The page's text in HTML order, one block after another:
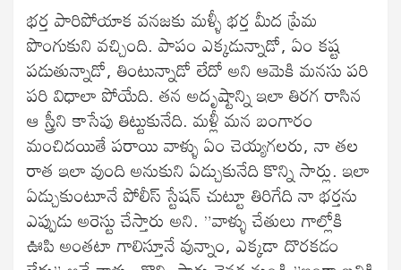
భర్త పారిపోయాక వనజకు మళ్ళీ భర్త మీద ప్రేమ
పొంగుకుని వచ్చింది. పాపం ఎక్కడున్నాడో, ఏం కష్ట
పడుతున్నాడో, తింటున్నాడో లేదో అని ఆమెకి మనసు పరి
పరి విధాలా పోయేది. తన అదృష్టాన్ని ఇలా తిరగ రాసిన
ఆ స్త్రీని కాసేపు తిట్టుకునేది. మళ్లీ మన బంగారం
మంచిదయితే పరాయి వాళ్ళు ఏం చెయ్యగలరు, నా తల
రాత ఇలా వుంది అనుకుని ఏడ్చుకునేది కొన్ని సార్లు. ఇలా
ఏడ్చుకుంటూనే పోలీస్ స్టేషన్ చుట్టూ తిరిగేది నా భర్తను
ఎప్పుడు అరెస్టు చేస్తారు అని. ”వాళ్ళు చేతులు గాల్లోకి
ఊపి అంతటా గాలిస్తూనే వున్నాం, ఎక్కడా దొరకడం